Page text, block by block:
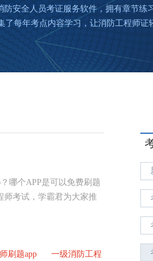
安全人员考证服务软件，拥有章节
了每年考点内容学习，让消防工程师证
哪个APP是可以免费刷题
师考试，学霸君为大家推
刷题app
一级消防工程